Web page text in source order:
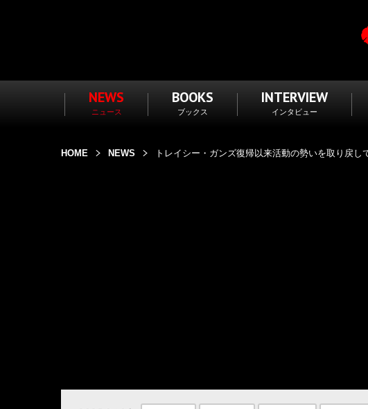
NEWS
ニュース
BOOKS
ブックス
INTERVIEW
インタビュー
HOME NEWS トレイシー・ガンズ復帰以来活動の勢いを取り戻